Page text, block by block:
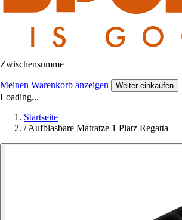
Zwischensumme
Meinen Warenkorb anzeigen Weiter einkaufen
Loading...
Startseite
/Aufblasbare Matratze 1 Platz Regatta